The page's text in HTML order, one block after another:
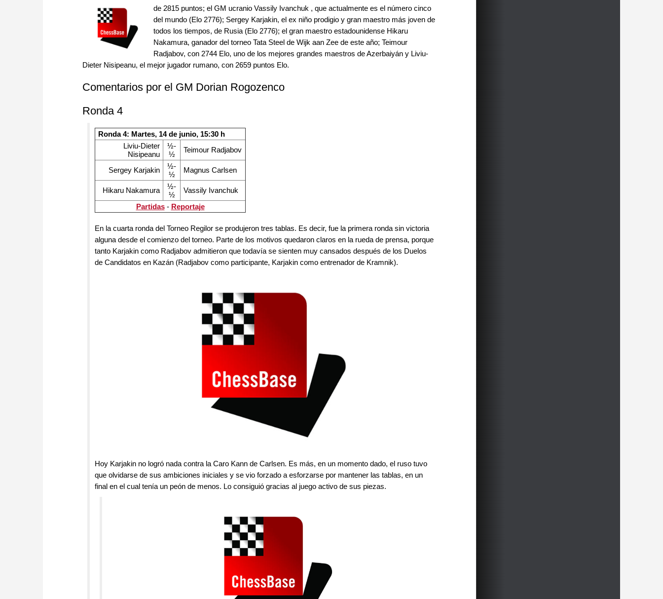
de 2815 puntos; el GM ucranio Vassily Ivanchuk , que actualmente es el número cinco
del mundo (Elo 2776); Sergey Karjakin, el ex niño prodigio y gran maestro más joven de
todos los tiempos, de Rusia (Elo 2776); el gran maestro estadounidense Hikaru
Nakamura, ganador del torneo Tata Steel de Wijk aan Zee de este año; Teimour
Radjabov, con 2744 Elo, uno de los mejores grandes maestros de Azerbaiyán y Liviu-
Dieter Nisipeanu, el mejor jugador rumano, con 2659 puntos Elo.
Comentarios por el GM Dorian Rogozenco
Ronda 4
Ronda 4: Martes, 14 de junio, 15:30 h
Liviu-Dieter
Nisipeanu
½-
½
Teimour Radjabov
Sergey Karjakin
½-
½
Magnus Carlsen
Hikaru Nakamura
½-
½
Vassily Ivanchuk
Partidas- Reportaje
En la cuarta ronda del Torneo Regilor se produjeron tres tablas. Es decir, fue la primera ronda sin victoria
alguna desde el comienzo del torneo. Parte de los motivos quedaron claros en la rueda de prensa, porque
tanto Karjakin como Radjabov admitieron que todavía se sienten muy cansados después de los Duelos
de Candidatos en Kazán (Radjabov como participante, Karjakin como entrenador de Kramnik).
Hoy Karjakin no logró nada contra la Caro Kann de Carlsen. Es más, en un momento dado, el ruso tuvo
que olvidarse de sus ambiciones iniciales y se vio forzado a esforzarse por mantener las tablas, en un
final en el cual tenía un peón de menos. Lo consiguió gracias al juego activo de sus piezas.